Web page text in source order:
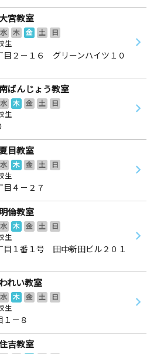
宮教室
水 木 金 土
日
生
目２－１６ グリーンハイツ１０
ばんじょう教室
水 木 金 土
日
生
目教室
水 木 金 土
日
生
４－２７
倫教室
水 木 金 土
日
生
目１番１号 田中新田ビル２０１
れい教室
水 木 金 土
日
生
－８
吉教室